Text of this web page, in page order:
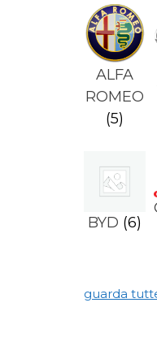
ALFA
ROMEO
(5)
BYD (6)
guarda